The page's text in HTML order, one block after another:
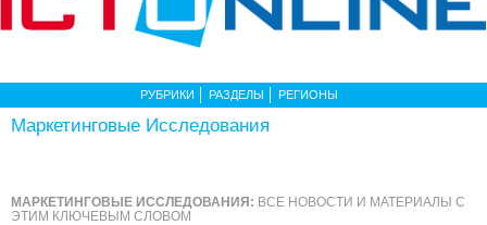
РУБРИКИ РАЗДЕЛЫ РЕГИОНЫ
Маркетинговые Исследования
МАРКЕТИНГОВЫЕ ИССЛЕДОВАНИЯ: ВСЕ НОВОСТИ И МАТЕРИАЛЫ С
ЭТИМ КЛЮЧЕВЫМ СЛОВОМ